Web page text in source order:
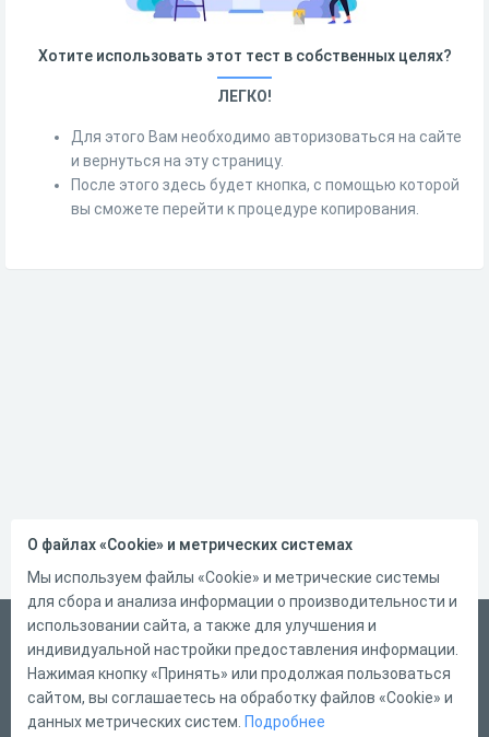
Хотите использовать этот тест в собственных целях?
ЛЕГКО!
Для этого Вам необходимо авторизоваться на сайте
и вернуться на эту страницу.
После этого здесь будет кнопка, с помощью которой
вы сможете перейти к процедуре копирования.
Русский
Справка
Форма обратной связи
О файлах «Cookie» и метрических системах
Мы используем файлы «Cookie» и метрические системы
для сбора и анализа информации о производительности и
использовании сайта, а также для улучшения и
индивидуальной настройки предоставления информации.
Нажимая кнопку «Принять» или продолжая пользоваться
сайтом, вы соглашаетесь на обработку файлов «Cookie» и
данных метрических систем. Подробнее